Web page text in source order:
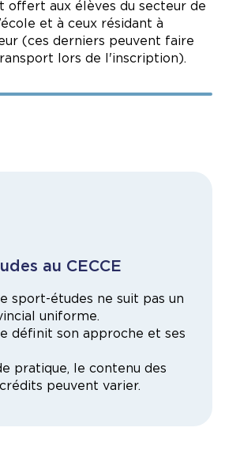
offert aux élèves du secteur de
et à ceux résidant à
(ces derniers peuvent faire
lors de l'inscription).
au CECCE
sport-études ne suit pas un
uniforme.
définit son approche et ses
pratique, le contenu des
peuvent varier.